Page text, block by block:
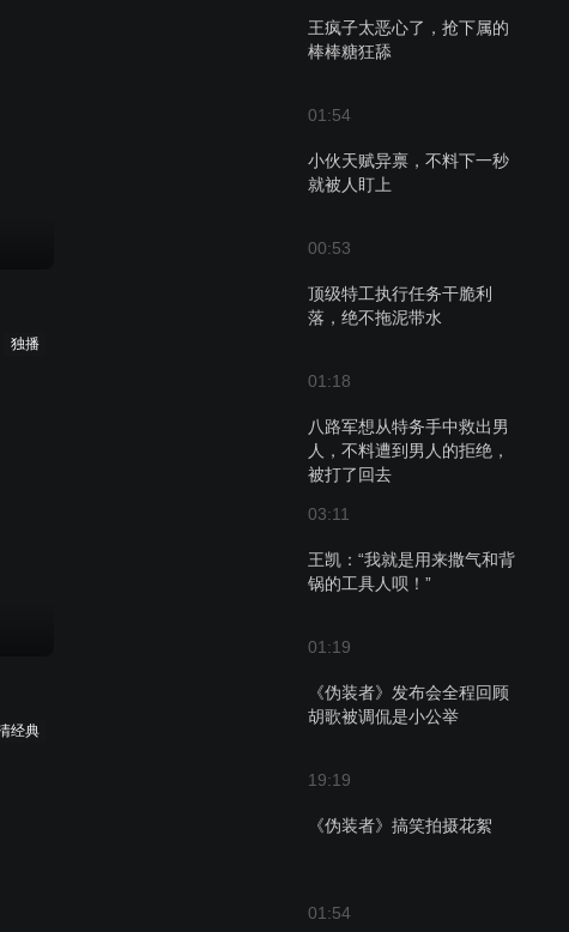
王疯子太恶心了，抢下属的
棒棒糖狂舔
01:54
小伙天赋异禀，不料下一秒
就被人盯上
00:53
顶级特工执行任务干脆利
落，绝不拖泥带水
01:18
八路军想从特务手中救出男
人，不料遭到男人的拒绝，
被打了回去
03:11
王凯：“我就是用来撒气和背
锅的工具人呗！”
01:19
《伪装者》发布会全程回顾
胡歌被调侃是小公举
19:19
《伪装者》搞笑拍摄花絮
01:54
独播
经典